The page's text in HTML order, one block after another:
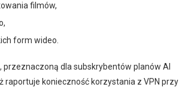
filmów,
form wideo.
, przeznaczoną dla subskrybentów planów AI
raportuje konieczność korzystania z VPN przy